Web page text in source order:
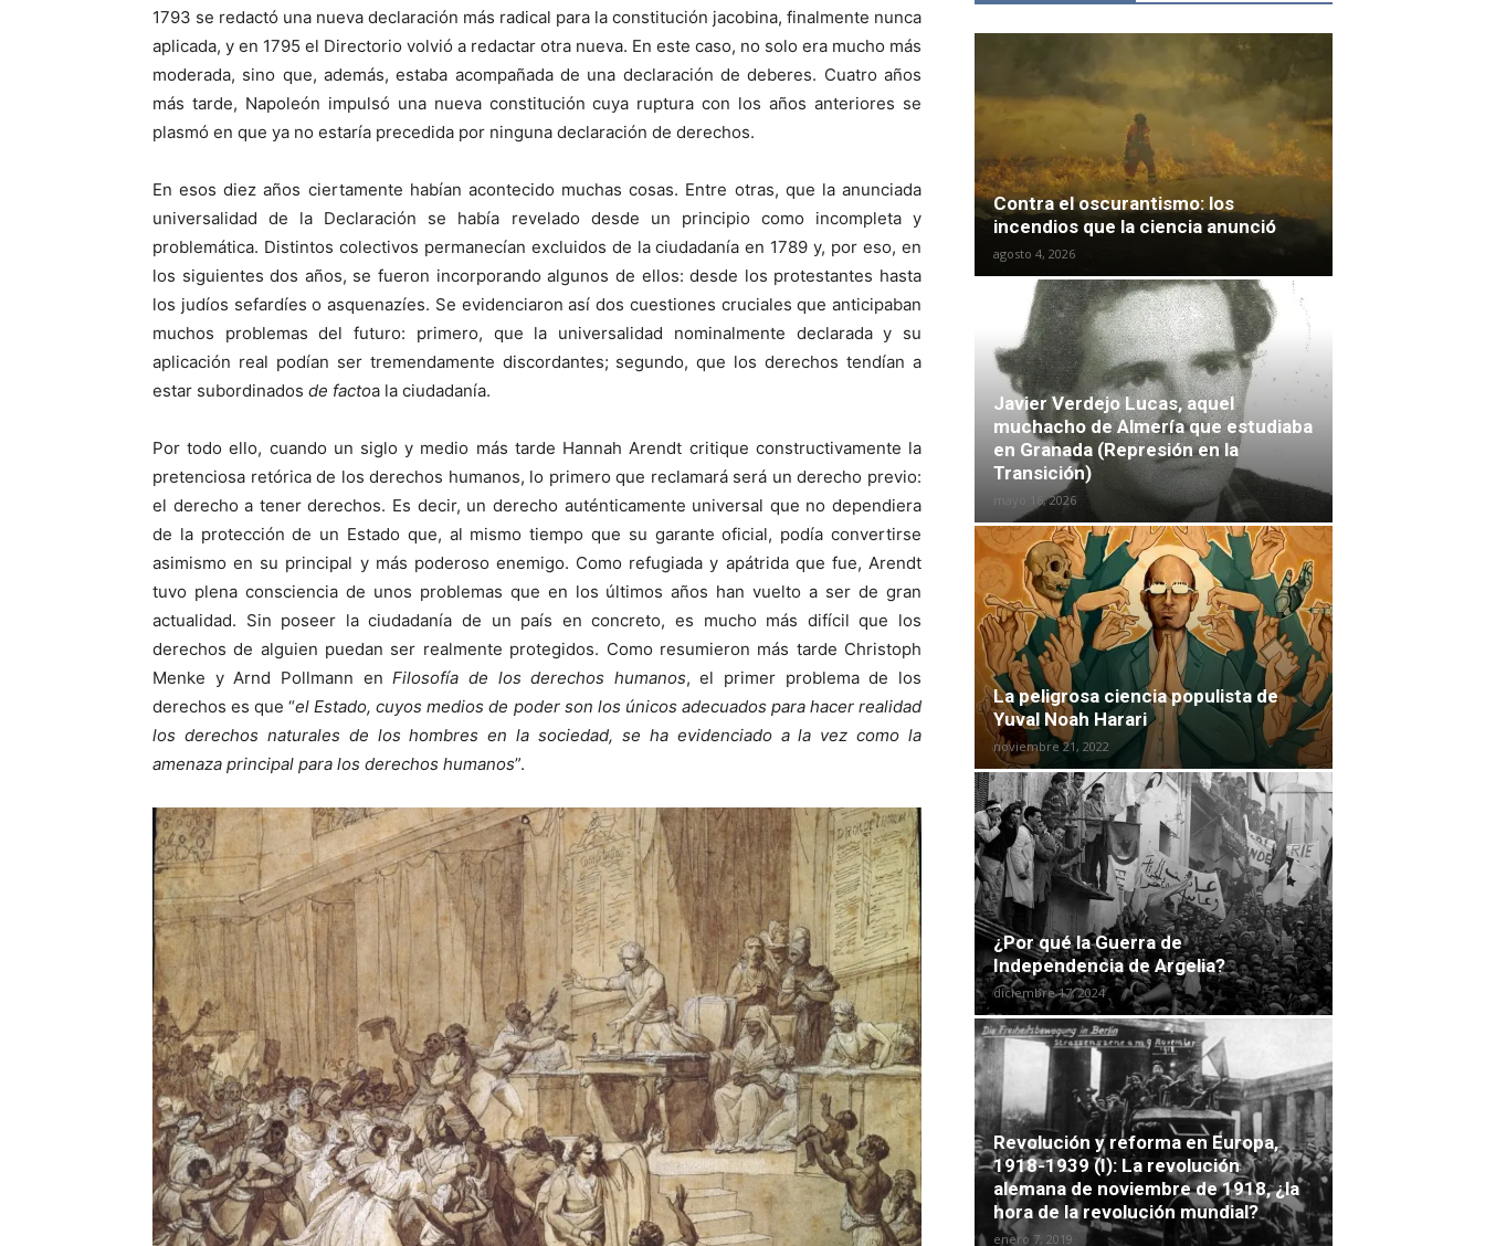
1793 se redactó una nueva declaración más radical para la constitución jacobina, finalmente nunca
aplicada, y en 1795 el Directorio volvió a redactar otra nueva. En este caso, no solo era mucho más
moderada, sino que, además, estaba acompañada de una declaración de deberes. Cuatro años
más tarde, Napoleón impulsó una nueva constitución cuya ruptura con los años anteriores se
plasmó en que ya no estaría precedida por ninguna declaración de derechos.
En esos diez años ciertamente habían acontecido muchas cosas. Entre otras, que la anunciada
universalidad de la Declaración se había revelado desde un principio como incompleta y
problemática. Distintos colectivos permanecían excluidos de la ciudadanía en 1789 y, por eso, en
los siguientes dos años, se fueron incorporando algunos de ellos: desde los protestantes hasta
los judíos sefardíes o asquenazíes. Se evidenciaron así dos cuestiones cruciales que anticipaban
muchos problemas del futuro: primero, que la universalidad nominalmente declarada y su
aplicación real podían ser tremendamente discordantes; segundo, que los derechos tendían a
estar subordinados de factoa la ciudadanía.
Por todo ello, cuando un siglo y medio más tarde Hannah Arendt critique constructivamente la
pretenciosa retórica de los derechos humanos, lo primero que reclamará será un derecho previo:
el derecho a tener derechos. Es decir, un derecho auténticamente universal que no dependiera
de la protección de un Estado que, al mismo tiempo que su garante oficial, podía convertirse
asimismo en su principal y más poderoso enemigo. Como refugiada y apátrida que fue, Arendt
tuvo plena consciencia de unos problemas que en los últimos años han vuelto a ser de gran
actualidad. Sin poseer la ciudadanía de un país en concreto, es mucho más difícil que los
derechos de alguien puedan ser realmente protegidos. Como resumieron más tarde Christoph
Menke y Arnd Pollmann enFilosofía de los derechos humanos, el primer problema de los
derechos es que “el Estado, cuyos medios de poder son los únicos adecuados para hacer realidad
los derechos naturales de los hombres en la sociedad, se ha evidenciado a la vez como la
amenaza principal para los derechos humanos”.
Contra el oscurantismo: los
incendios que la ciencia anunció
agosto 4, 2026
Javier Verdejo Lucas, aquel
muchacho de Almería que estudiaba
en Granada (Represión en la
Transición)
mayo 16, 2026
La peligrosa ciencia populista de
Yuval Noah Harari
noviembre 21, 2022
¿Por qué la Guerra de
Independencia de Argelia?
diciembre 17, 2024
Revolución y reforma en Europa,
1918-1939 (I): La revolución
alemana de noviembre de 1918, ¿la
hora de la revolución mundial?
enero 7, 2019